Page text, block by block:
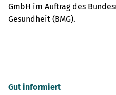
GmbH im Auftrag des
Gesundheit (BMG).
Gut informiert